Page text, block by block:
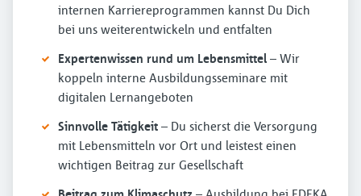
internen Karriereprogrammen kannst Du Dich
bei uns weiterentwickeln und entfalten
Expertenwissen rund um Lebensmittel – Wir
koppeln interne Ausbildungsseminare mit
digitalen Lernangeboten
Sinnvolle Tätigkeit – Du sicherst die Versorgung
mit Lebensmitteln vor Ort und leistest einen
wichtigen Beitrag zur Gesellschaft